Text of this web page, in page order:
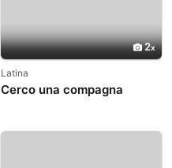
2
Latina
Cerco una compagna